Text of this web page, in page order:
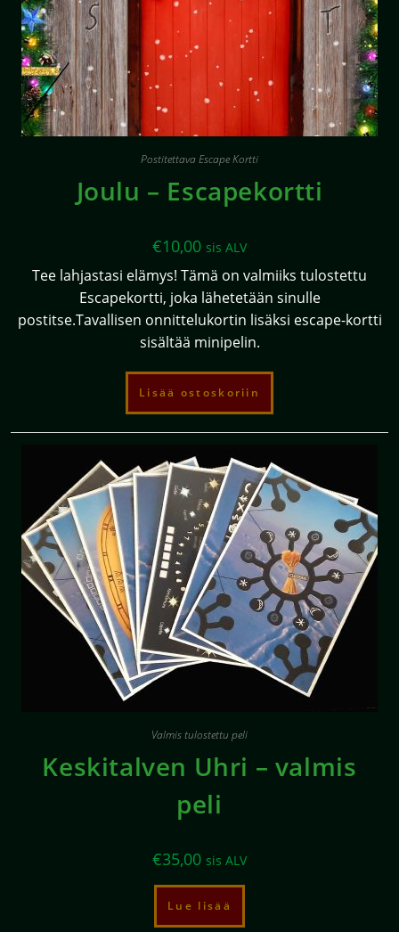
Postitettava Escape Kortti
Joulu – Escapekortti
€10,00 sis ALV
Tee lahjastasi elämys! Tämä on valmiiks tulostettu
Escapekortti, joka lähetetään sinulle
postitse.Tavallisen onnittelukortin lisäksi escape-kortti
sisältää minipelin.
Lisää ostoskoriin
Valmis tulostettu peli
Keskitalven Uhri – valmis
peli
€35,00 sis ALV
Lue lisää